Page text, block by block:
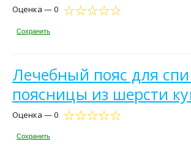
Оценка — 0
Сохранить
Лечебный пояс для
поясницы из шерсти
Оценка — 0
Сохранить